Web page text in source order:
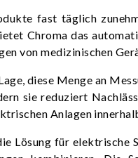
fast täglich
Chroma das
von medizinischen
diese Menge an
sie reduziert
Anlagen
Lösung für elektrische